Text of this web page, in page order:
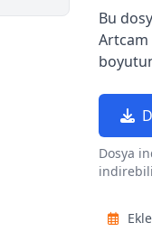
Bu
Artcam
Dosya